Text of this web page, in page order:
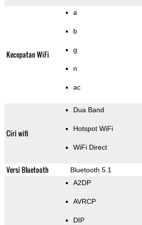
Kecepatan WiFi
a
b
g
n
ac
Ciri wifi
Dua Band
Hotspot WiFi
WiFi Direct
Versi Bluetooth Bluetooth 5.1
A2DP
AVRCP
DIP